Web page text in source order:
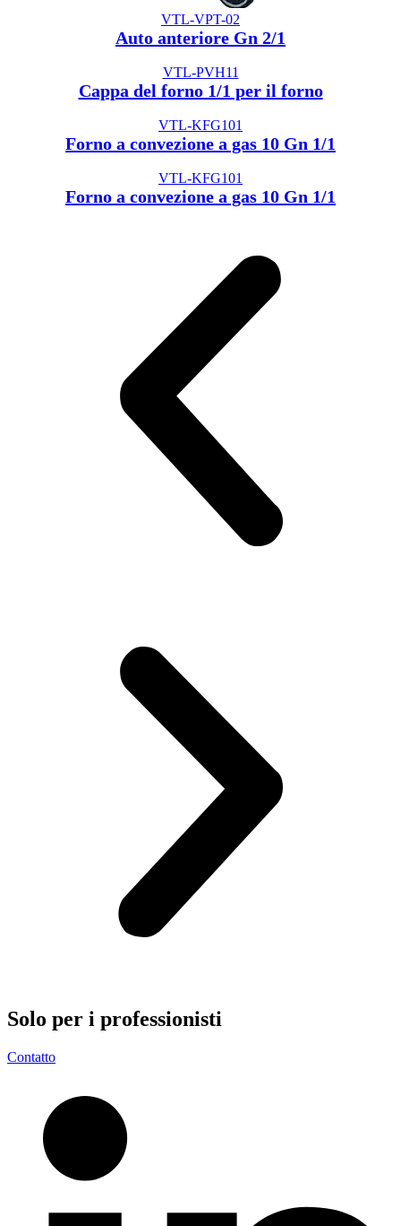
VTL-VPT-02
Auto anteriore Gn 2/1
VTL-PVH11
Cappa del forno 1/1 per il forno
VTL-KFG101
Forno a convezione a gas 10 Gn 1/1
VTL-KFG101
Forno a convezione a gas 10 Gn 1/1
Solo per i professionisti
Contatto